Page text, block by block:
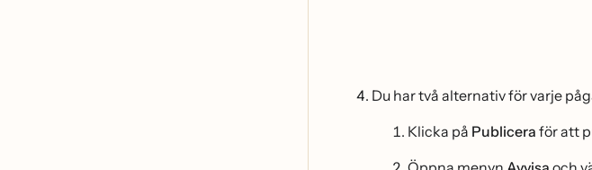
Du har två alternativ för varje
Klicka på Publicera för att